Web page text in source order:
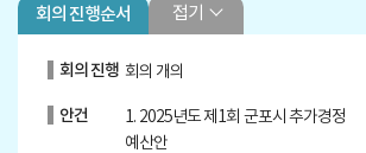
회의 진행순서 접기
회의 진행 회의 개의
안건
1. 2025년도 제1회 군포시 추가경정
예산안